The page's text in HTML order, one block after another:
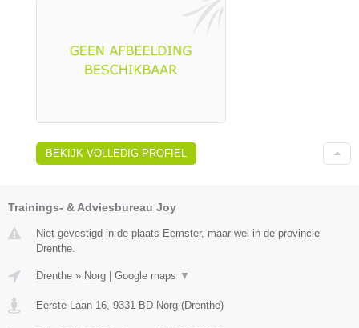
BEKIJK VOLLEDIG PROFIEL
Trainings- & Adviesbureau Joy
Niet gevestigd in de plaats Eemster, maar wel in de provincie
Drenthe.
Drenthe » Norg Google maps ▼
Eerste Laan 16, 9331 BD Norg (Drenthe)